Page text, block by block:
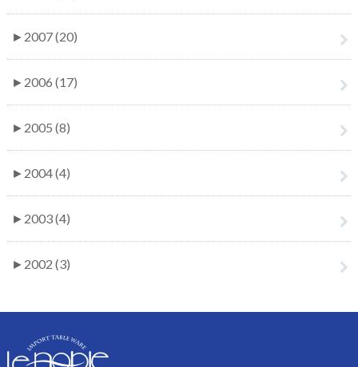
► 2007 (20)
► 2006 (17)
► 2005 (8)
► 2004 (4)
► 2003 (4)
► 2002 (3)